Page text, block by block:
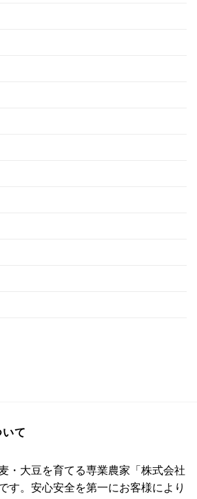
て
・大豆を育てる専業農家「株式会社
す。安心安全を第一にお客様により